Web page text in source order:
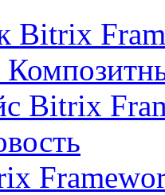
Bitrix
Bitrix